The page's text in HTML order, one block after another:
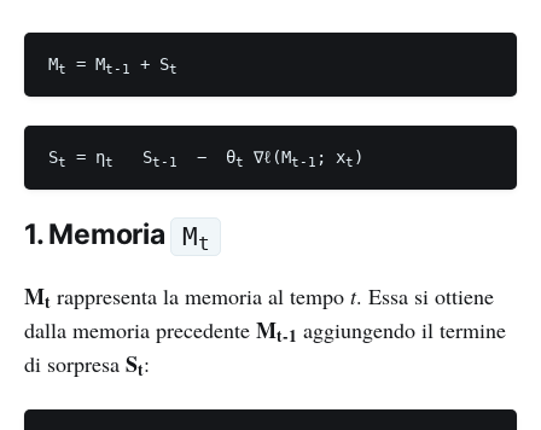
Mt = Mt-1 + St
St = ηt St-1 −  θt ∇ℓ(Mt-1 ; xt )
1. Memoria Mt
Mt rappresenta la memoria al tempo t. Essa si ottiene
dalla memoria precedente Mt-1 aggiungendo il termine
di sorpresa St: